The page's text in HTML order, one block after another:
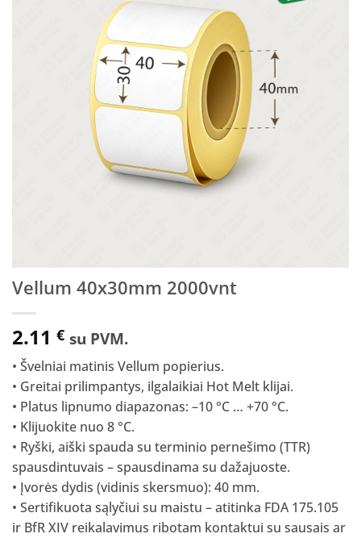
Vellum 40x30mm 2000vnt
2.11 € su PVM.
• Švelniai matinis Vellum popierius.
• Greitai prilimpantys, ilgalaikiai Hot Melt klijai.
• Platus lipnumo diapazonas: –10 °C … +70 °C.
• Klijuokite nuo 8 °C.
• Ryški, aiški spauda su terminio pernešimo (TTR)
spausdintuvais – spausdinama su dažajuoste.
• Įvorės dydis (vidinis skersmuo): 40 mm.
• Sertifikuota sąlyčiui su maistu – atitinka FDA 175.105
ir BfR XIV reikalavimus ribotam kontaktui su sausais ar